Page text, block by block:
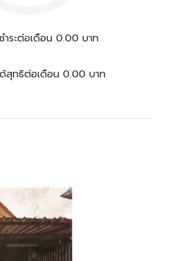
ระต่อเดือน 0.00 บาท
ด้สุทธิต่อเดือน 0.00 บาท